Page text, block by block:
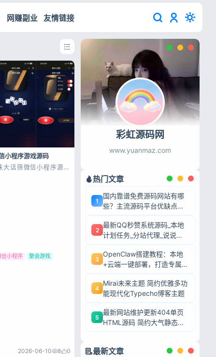
网赚副业 友情链接
小程序游戏源码
大话筛微信小程序源
信小程序 聚会游戏
2026-06-10 8 0
彩虹源码网
www.yuanmaz.com
热门文章
1
国内靠谱免费源码网站有哪
些？主流源码平台优缺点深
2
最新QQ秒赞系统源码_本地
计划任务_分站代理_说说赞
3
OpenClaw搭建教程：本地
+云端一键部署，打造专属AI
4
Mirai未来主题 简约优雅多功
能现代化Typecho博客主题
5
最新网站维护更新404单页
HTML源码 简约大气静态模
最新文章